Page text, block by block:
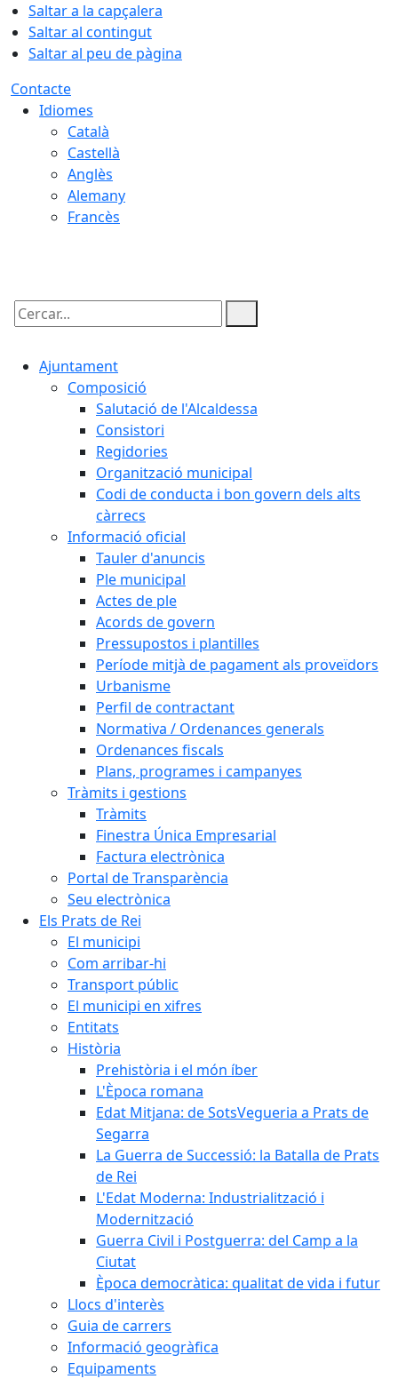
Saltar a la capçalera
Saltar al contingut
Saltar al peu de pàgina
Contacte
Idiomes
Català
Castellà
Anglès
Alemany
Francès
Cercar:
Ajuntament
Composició
Salutació de l'Alcaldessa
Consistori
Regidories
Organització municipal
Codi de conducta i bon govern dels alts
càrrecs
Informació oficial
Tauler d'anuncis
Ple municipal
Actes de ple
Acords de govern
Pressupostos i plantilles
Període mitjà de pagament als proveïdors
Urbanisme
Perfil de contractant
Normativa / Ordenances generals
Ordenances fiscals
Plans, programes i campanyes
Tràmits i gestions
Tràmits
Finestra Única Empresarial
Factura electrònica
Portal de Transparència
Seu electrònica
Els Prats de Rei
El municipi
Com arribar-hi
Transport públic
El municipi en xifres
Entitats
Història
Prehistòria i el món íber
L'Època romana
Edat Mitjana: de SotsVegueria a Prats de
Segarra
La Guerra de Successió: la Batalla de Prats
de Rei
L'Edat Moderna: Industrialització i
Modernització
Guerra Civil i Postguerra: del Camp a la
Ciutat
Època democràtica: qualitat de vida i futur
Llocs d'interès
Guia de carrers
Informació geogràfica
Equipaments